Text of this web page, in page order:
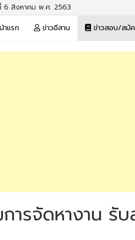
6 สิงหาคม พ.ศ. 2563
าแรก
ข่าวอีสาน ข่าวสอบ/สมั
ารจัดหางาน รั